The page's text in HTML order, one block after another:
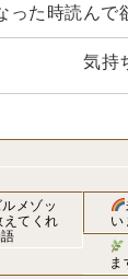
った時読んで
気持
メゾッ
てくれ
い
ま